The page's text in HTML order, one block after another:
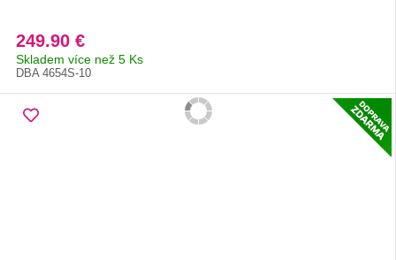
249.90 €
Skladem více než 5 Ks
DBA 4654S-10